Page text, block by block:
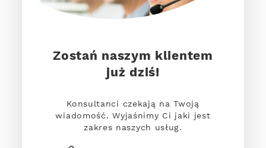
Zostań naszym klientem
już dziś!
Konsultanci czekają na Twoją
wiadomość. Wyjaśnimy Ci jaki jest
zakres naszych usług.